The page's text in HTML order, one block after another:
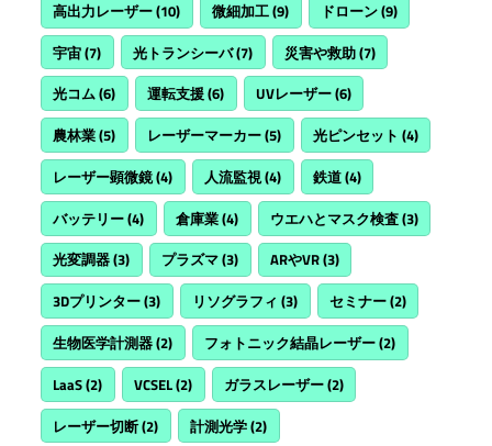
高出力レーザー(10) 微細加工(9) ドローン(9)
宇宙(7) 光トランシーバ(7) 災害や救助(7)
光コム(6) 運転支援(6) UVレーザー(6)
農林業(5) レーザーマーカー(5) 光ピンセット (4)
レーザー顕微鏡(4) 人流監視(4) 鉄道(4)
バッテリー(4) 倉庫業(4) ウエハとマスク検査(3)
光変調器(3) プラズマ(3) ARやVR(3)
3Dプリンター(3) リソグラフィ (3) セミナー(2)
生物医学計測器(2) フォトニック結晶レーザー(2)
LaaS(2) VCSEL(2) ガラスレーザー(2)
レーザー切断(2) 計測光学(2)